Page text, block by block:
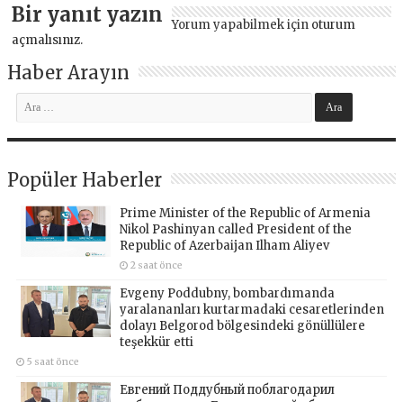
Bir yanıt yazın Yorum yapabilmek için oturum
açmalısınız.
Haber Arayın
Popüler Haberler
Prime Minister of the Republic of Armenia
Nikol Pashinyan called President of the
Republic of Azerbaijan Ilham Aliyev
2 saat önce
Evgeny Poddubny, bombardımanda
yaralananları kurtarmadaki cesaretlerinden
dolayı Belgorod bölgesindeki gönüllülere
teşekkür etti
5 saat önce
Евгений Поддубный поблагодарил